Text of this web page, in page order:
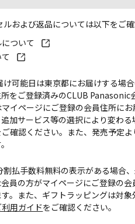
および返品については以下をご確
ついて
可能日は東京都にお届けする場
をご登録済みのCLUB Panasonic
イページにご登録の会員住所に
加サービス等の選択により変わる
ご確認ください。また、発売予定
割払手数料無料の表示がある場合
員の方がマイページにご登録の
。また、ギフトラッピングは対
利用ガイドをご確認ください。